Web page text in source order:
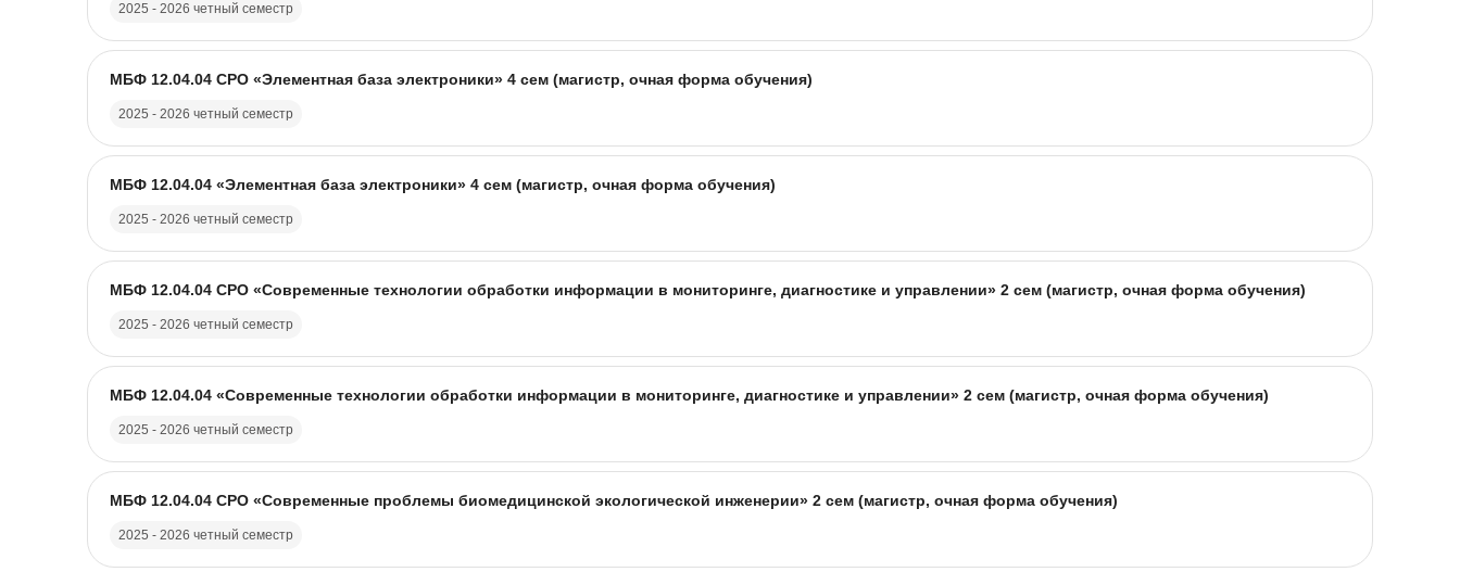
2025 - 2026 четный семестр
Изображение курса
Название курса
МБФ 12.04.04 CPO «Элементная база электроники» 4 сем (магистр, очная форма обучения)
2025 - 2026 четный семестр
Изображение курса
Название курса
МБФ 12.04.04 «Элементная база электроники» 4 сем (магистр, очная форма обучения)
2025 - 2026 четный семестр
Изображение курса
Название курса
МБФ 12.04.04 CPO «Современные технологии обработки информации в мониторинге, диагностике и управлении» 2 сем (магистр, очная форма обучения)
2025 - 2026 четный семестр
Изображение курса
Название курса
МБФ 12.04.04 «Современные технологии обработки информации в мониторинге, диагностике и управлении» 2 сем (магистр, очная форма обучения)
2025 - 2026 четный семестр
Изображение курса
Название курса
МБФ 12.04.04 CPO «Современные проблемы биомедицинской экологической инженерии» 2 сем (магистр, очная форма обучения)
2025 - 2026 четный семестр